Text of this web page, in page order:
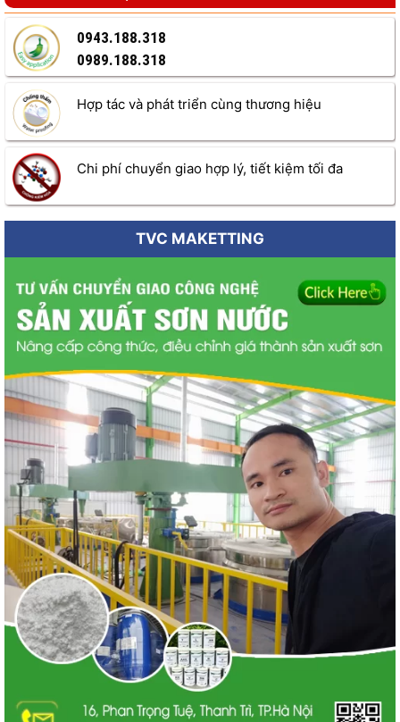
0943.188.318
0989.188.318
Hợp tác và phát triển cùng thương hiệu
Chi phí chuyển giao hợp lý, tiết kiệm tối đa
TVC MAKETTING